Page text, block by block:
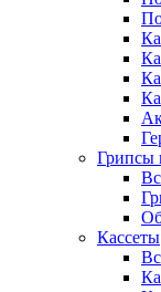
Грипсы
Кассеты